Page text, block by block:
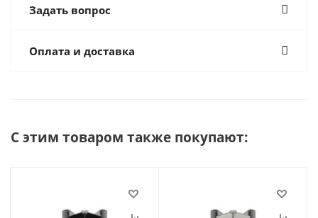
Задать вопрос
Оплата и доставка
С этим товаром также покупают: